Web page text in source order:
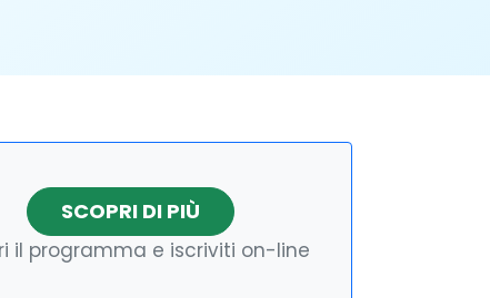
SCOPRI DI PIÙ
il programma e iscriviti on-line